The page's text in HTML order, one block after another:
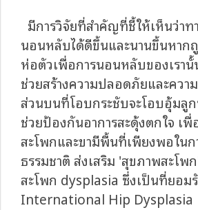
มีการวิจัยที่สำคัญที่ชี้ให้เห็นว่าท
นอนหลับได้ดีขึ้นและนานขึ้นหาก
ห่อตัวเพื่อการนอนหลับของเรา
ช่วยสร้างความปลอดภัยและควา
ส่วนบนที่โอบกระชับจะโอบอุ้มลู
ช่วยป้องกันอาการสะดุ้งตกใจ เพื่
สะโพกและขามีพื้นที่เพียงพอในก
ธรรมชาติ ส่งเสริม 'สุขภาพสะโ
สะโพก dysplasia ซึ่งเป็นที่ยอม
International Hip Dysplasia